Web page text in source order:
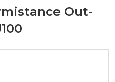
Out-